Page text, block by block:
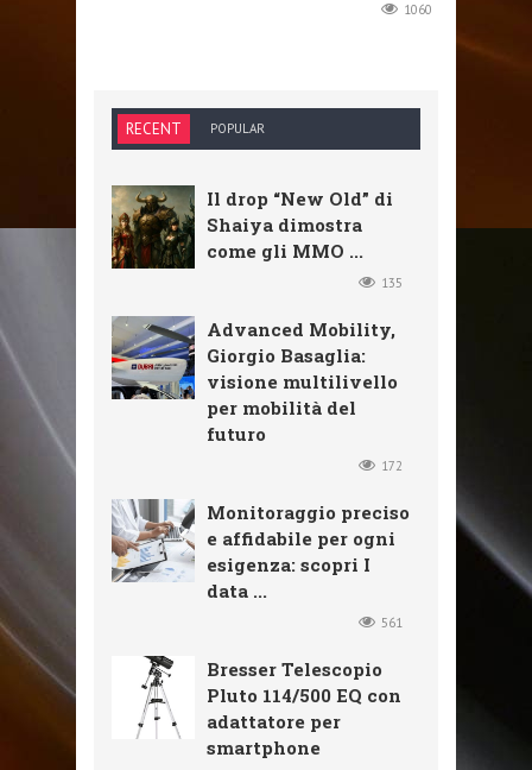
1060
RECENT POPULAR
Il drop “New Old” di
Shaiya dimostra
come gli MMO ...
135
Advanced Mobility,
Giorgio Basaglia:
visione multilivello
per mobilità del
futuro
172
Monitoraggio preciso
e affidabile per ogni
esigenza: scopri I
data ...
561
Bresser Telescopio
Pluto 114/500 EQ con
adattatore per
smartphone